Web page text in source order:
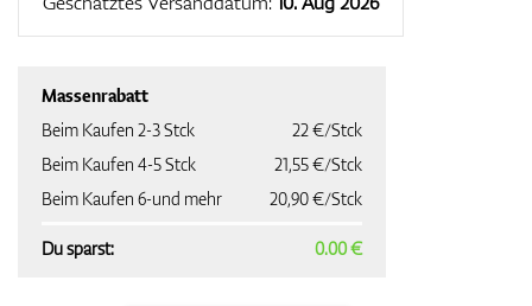
Massenrabatt
Beim Kaufen 2-3 Stck
22 €/Stck
Beim Kaufen 4-5 Stck
21,55 €/Stck
Beim Kaufen 6-und mehr
20,90 €/Stck
Du sparst: 0.00 €